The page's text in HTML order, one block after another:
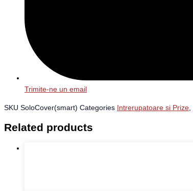
Trimite-ne un email
SKU SoloCover(smart) Categories Intrerupatoare si Prize
Related products